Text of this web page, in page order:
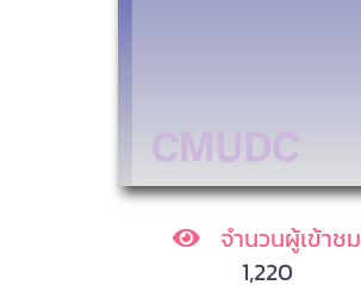
จำนวนผู้เข้าชม
1,220